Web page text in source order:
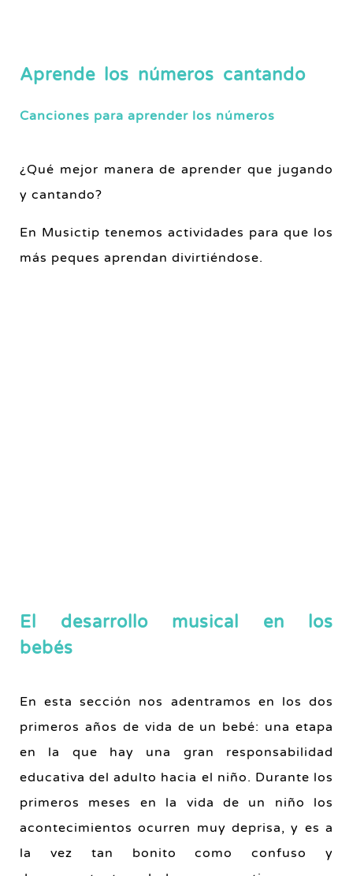
Aprende los números cantando
Canciones para aprender los números
¿Qué mejor manera de aprender que jugando
y cantando?
En Musictip tenemos actividades para que los
más peques aprendan divirtiéndose.
El desarrollo musical en los
bebés
En esta sección nos adentramos en los dos
primeros años de vida de un bebé: una etapa
en la que hay una gran responsabilidad
educativa del adulto hacia el niño. Durante los
primeros meses en la vida de un niño los
acontecimientos ocurren muy deprisa, y es a
la vez tan bonito como confuso y